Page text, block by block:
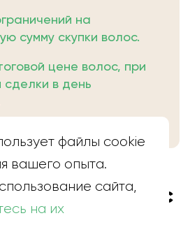
на
сумму скупки волос.
цене волос, при
в день
скупка волос
файлы cookie
вашего опыта.
сайта,
на их